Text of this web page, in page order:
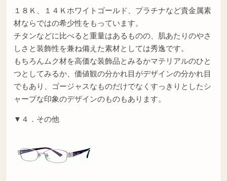
１８Ｋ、１４Ｋホワイトゴールド、プラチナなど貴金属素
材ならではの希少性をもっています。
チタンなどに比べると重量はあるものの、肌あたりのやさ
しさと装飾性を兼ね備えた素材としては秀逸です。
もちろんムク材を高価な装飾品とみるかマテリアルのひと
つとしてみるか、価値観の分かれ目がデザインの分かれ目
でもあり、ゴージャスなものだけでなくすっきりとしたシ
ャープな印象のデザインのものもあります。
▼４．その他